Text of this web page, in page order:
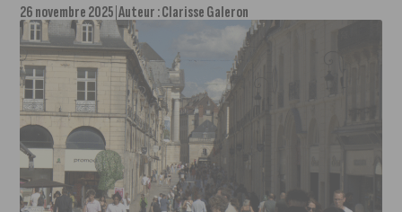
26 novembre 2025 Auteur :Clarisse Galeron